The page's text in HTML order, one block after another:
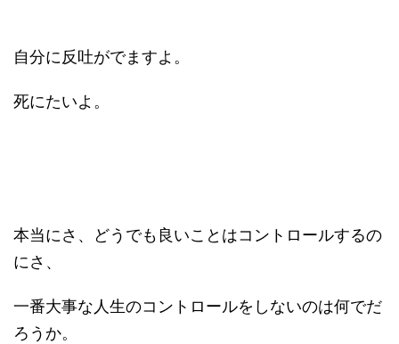
自分に反吐がでますよ。
死にたいよ。
本当にさ、どうでも良いことはコントロールするの
にさ、
一番大事な人生のコントロールをしないのは何でだ
ろうか。